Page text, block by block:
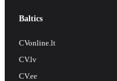
Baltics
CVonline.lt
CV.lv
CV.ee